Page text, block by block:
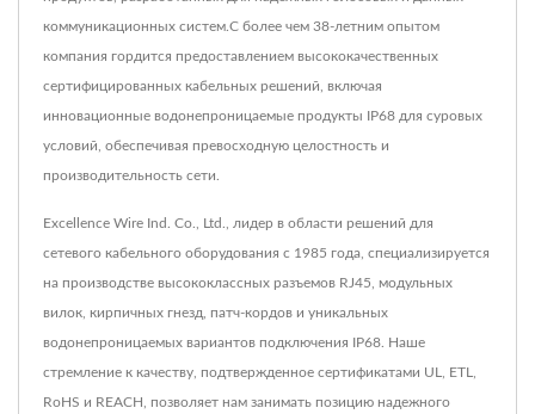
коммуникационных систем.С более чем 38-летним опытом
компания гордится предоставлением высококачественных
сертифицированных кабельных решений, включая
инновационные водонепроницаемые продукты IP68 для суровых
условий, обеспечивая превосходную целостность и
производительность сети.
Excellence Wire Ind. Co., Ltd., лидер в области решений для
сетевого кабельного оборудования с 1985 года, специализируется
на производстве высококлассных разъемов RJ45, модульных
вилок, кирпичных гнезд, патч-кордов и уникальных
водонепроницаемых вариантов подключения IP68. Наше
стремление к качеству, подтвержденное сертификатами UL, ETL,
RoHS и REACH, позволяет нам занимать позицию надежного